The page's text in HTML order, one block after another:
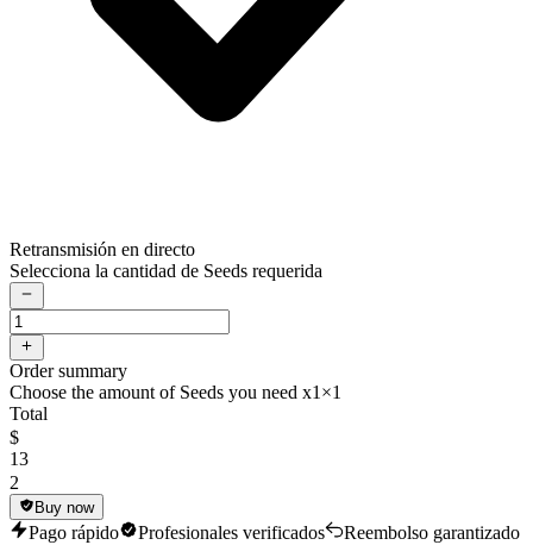
Retransmisión en directo
Selecciona la cantidad de Seeds requerida
Order summary
Choose the amount of Seeds you need x1 ×1
Total
$
13
2
Buy now
Pago rápido Profesionales verificados Reembolso garantizado